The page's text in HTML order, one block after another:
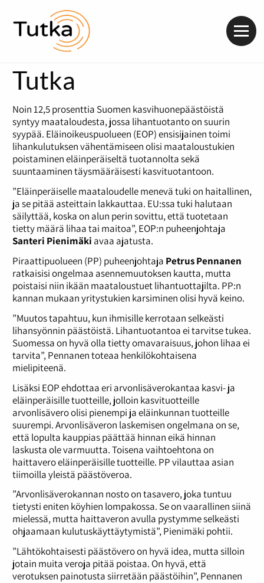
Tutka
Noin 12,5 prosenttia Suomen kasvihuonepäästöistä
syntyy maataloudesta, jossa lihantuotanto on suurin
syypää. Eläinoikeuspuolueen (EOP) ensisijainen toimi
lihankulutuksen vähentämiseen olisi maataloustukien
poistaminen eläinperäiseltä tuotannolta sekä
suuntaaminen täysmääräisesti kasvituotantoon.
”Eläinperäiselle maataloudelle menevä tuki on haitallinen,
ja se pitää asteittain lakkauttaa. EU:ssa tuki halutaan
säilyttää, koska on alun perin sovittu, että tuotetaan
tietty määrä lihaa tai maitoa”, EOP:n puheenjohtaja
Santeri Pienimäki avaa ajatusta.
Piraattipuolueen (PP) puheenjohtaja Petrus Pennanen
ratkaisisi ongelmaa asennemuutoksen kautta, mutta
poistaisi niin ikään maataloustuet lihantuottajilta. PP:n
kannan mukaan yritystukien karsiminen olisi hyvä keino.
”Muutos tapahtuu, kun ihmisille kerrotaan selkeästi
lihansyönnin päästöistä. Lihantuotantoa ei tarvitse tukea.
Suomessa on hyvä olla tietty omavaraisuus, johon lihaa ei
tarvita”, Pennanen toteaa henkilökohtaisena
mielipiteenä.
Lisäksi EOP ehdottaa eri arvonlisäverokantaa kasvi- ja
eläinperäisille tuotteille, jolloin kasvituotteille
arvonlisävero olisi pienempi ja eläinkunnan tuotteille
suurempi. Arvonlisäveron laskemisen ongelmana on se,
että lopulta kauppias päättää hinnan eikä hinnan
laskusta ole varmuutta. Toisena vaihtoehtona on
haittavero eläinperäisille tuotteille. PP vilauttaa asian
tiimoilla yleistä päästöveroa.
”Arvonlisäverokannan nosto on tasavero, joka tuntuu
tietysti eniten köyhien lompakossa. Se on vaarallinen siinä
mielessä, mutta haittaveron avulla pystymme selkeästi
ohjaamaan kulutuskäyttäytymistä”, Pienimäki pohtii.
”Lähtökohtaisesti päästövero on hyvä idea, mutta silloin
jotain muita veroja pitää poistaa. On hyvä, että
verotuksen painotusta siirretään päästöihin”, Pennanen